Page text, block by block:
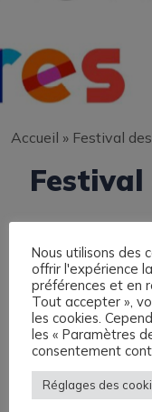
Accueil » Festival
Festival
Nous utilisons des
offrir l'expérience
préférences et en
Tout accepter »,
les cookies.
les « Paramètres
consentement
Réglages des